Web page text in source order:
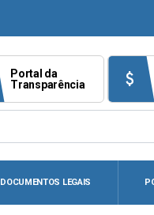
Portal da
Transparência
attach_money
DOCUMENTOS LEGAIS